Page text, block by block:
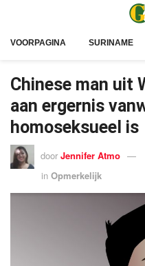
VOORPAGINA SURINAME
Chinese man uit
aan ergernis
homoseksueel is
door Jennifer Atmo
in Opmerkelijk